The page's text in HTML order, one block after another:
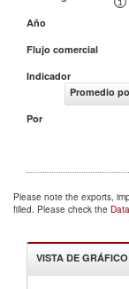
Año
Flujo comercial
Indicador
Promedio
Por
Please note the exports,
filled. Please check the
VISTA DE GRÁFICO